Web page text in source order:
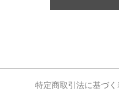
特定商取引法に基づ